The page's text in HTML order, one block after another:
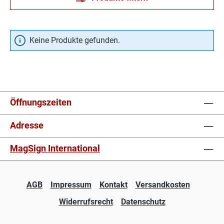
Keine Produkte gefunden.
Öffnungszeiten
Adresse
MagSign International
AGB Impressum Kontakt
Versandkosten
Widerrufsrecht
Datenschutz